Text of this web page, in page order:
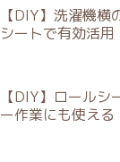
【DIY】洗濯機横
シートで有効活用
【DIY】ロールシ
ー作業にも使える